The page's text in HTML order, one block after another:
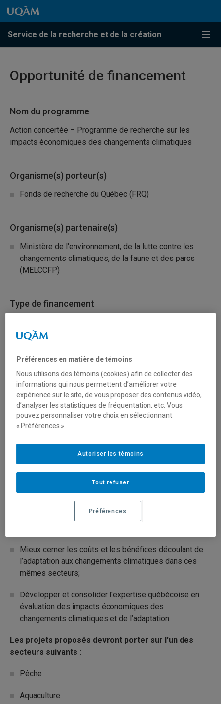
Passer au contenu
Accéder au menu principal
Accéder à la recherche
Passer au contenu
Accéder au menu principal
Service de la recherche et de la création
Menu
Opportunité de financement
Nom du programme
Action concertée – Programme de recherche sur les
impacts économiques des changements climatiques
Organisme(s) porteur(s)
Fonds de recherche du Québec (FRQ)
Organisme(s) partenaire(s)
Ministère de l'environnement, de la lutte contre les
changements climatiques, de la faune et des parcs
(MELCCFP)
Type de financement
Secteur(s)
Sciences humaines et sociales
Sciences liées à la santé
Sciences naturelles et mathématiques
Description du programme
Les objectifs de ce programme sont de :
Mieux comprendre les coûts et les éventuels
bénéfices associés aux impacts des changements
climatiques sur certains secteurs d’activités
Mieux cerner les coûts et les bénéfices découlant de
l’adaptation aux changements climatiques dans ces
mêmes secteurs;
Développer et consolider l’expertise québécoise en
évaluation des impacts économiques des
changements climatiques et de l’adaptation.
Les projets proposés devront porter sur l’un des
secteurs suivants :
Pêche
Aquaculture
Préférences en matière de témoins
Nous utilisons des témoins (cookies) afin de collecter des
informations qui nous permettent d’améliorer votre
expérience sur le site, de vous proposer des contenus vidéo,
d’analyser les statistiques de fréquentation, etc. Vous
pouvez personnaliser votre choix en sélectionnant
« Préférences ».
Tout refuser
Autoriser les témoins
Préférences